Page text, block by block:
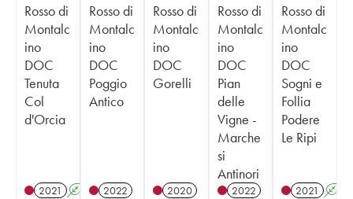
Rosso di
Montalc
ino
DOC
Tenuta
Col
d'Orcia
2021 A
Rosso di
Montalc
ino
DOC
Poggio
Antico
2022
Rosso di
Montalc
ino
DOC
Gorelli
2020
Rosso di
Montalc
ino
DOC
Pian
delle
Vigne -
Marche
si
Antinori
2022
Rosso di
Montalc
ino
DOC
Sogni e
Follia
Podere
Le Ripi
2021 A